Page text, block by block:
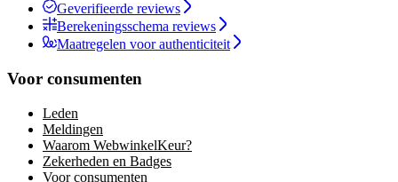
Geverifieerde reviews
Berekeningsschema reviews
Maatregelen voor authenticiteit
Voor consumenten
Leden
Meldingen
Waarom WebwinkelKeur?
Zekerheden en Badges
Voor consumenten